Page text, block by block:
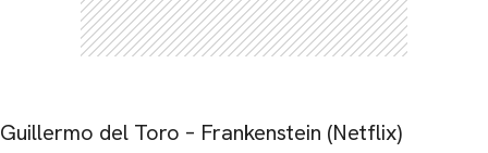
Guillermo del Toro – Frankenstein (Netflix)